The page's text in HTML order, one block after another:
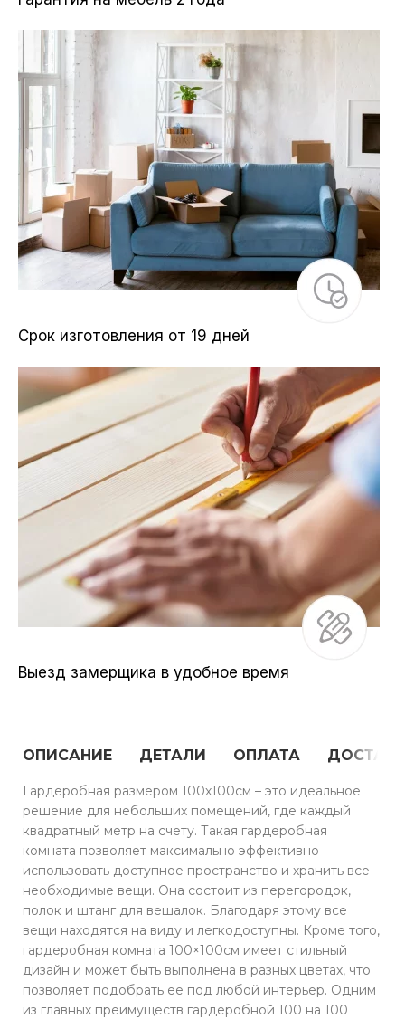
Срок изготовления от 19 дней
Выезд замерщика в удобное время
ОПИСАНИЕ ДЕТАЛИ ОПЛАТА
Гардеробная размером 100х100см – это идеальное
решение для небольших помещений, где каждый
квадратный метр на счету. Такая гардеробная
комната позволяет максимально эффективно
использовать доступное пространство и хранить все
необходимые вещи. Она состоит из перегородок,
полок и штанг для вешалок. Благодаря этому все
вещи находятся на виду и легкодоступны. Кроме того,
гардеробная комната 100×100см имеет стильный
дизайн и может быть выполнена в разных цветах, что
позволяет подобрать ее под любой интерьер. Одним
из главных преимуществ гардеробной 100 на 100